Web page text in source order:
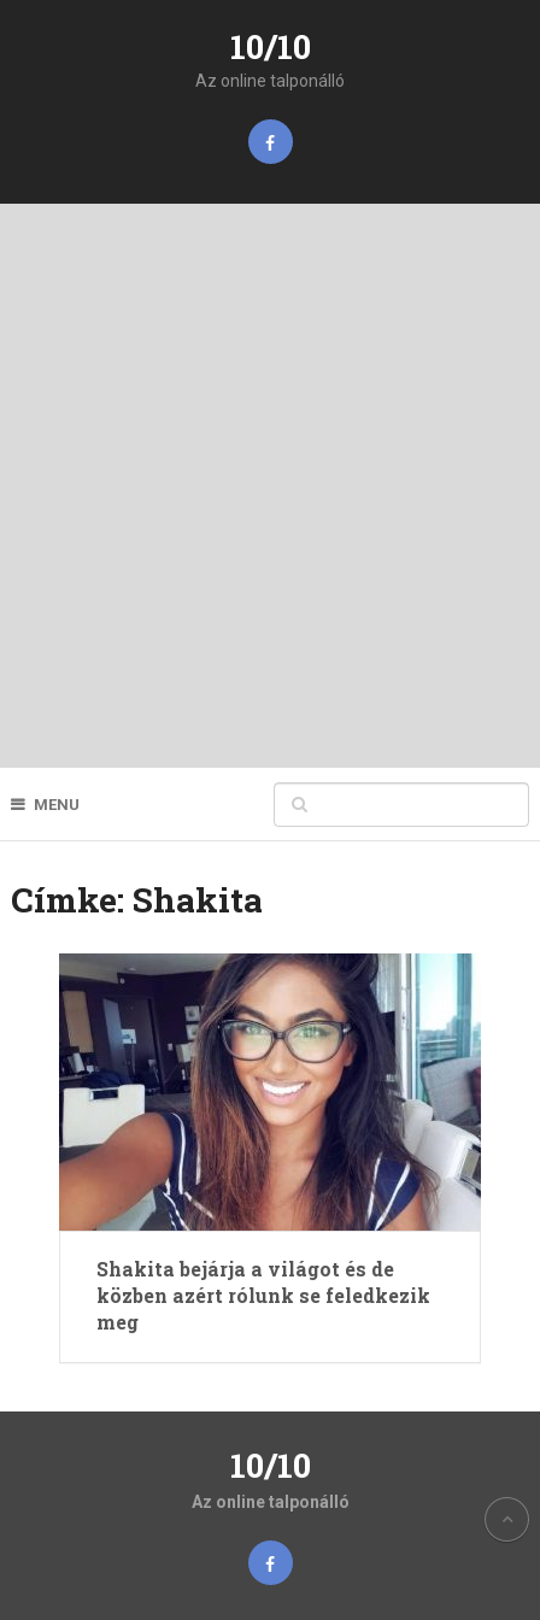
10/10
Az online talponálló
MENU
Címke: Shakita
Shakita bejárja a világot és de
közben azért rólunk se feledkezik
meg
10/10
Az online talponálló